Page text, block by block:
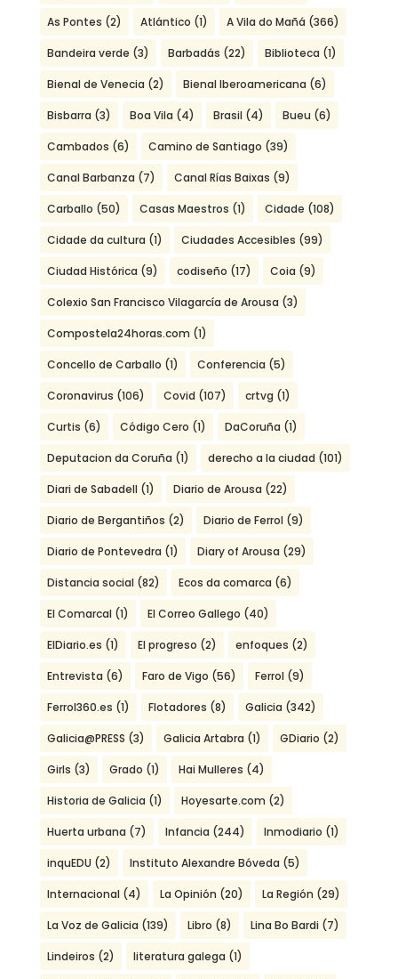
As Pontes (2) Atlántico (1) A Vila do Mañá (366)
Bandeira verde (3) Barbadás (22) Biblioteca (1)
Bienal de Venecia (2) Bienal Iberoamericana (6)
Bisbarra (3) Boa Vila (4) Brasil (4) Bueu (6)
Cambados (6) Camino de Santiago (39)
Canal Barbanza (7) Canal Rías Baixas (9)
Carballo (50) Casas Maestros (1) Cidade (108)
Cidade da cultura (1) Ciudades Accesibles (99)
Ciudad Histórica (9) codiseño (17) Coia (9)
Colexio San Francisco Vilagarcía de Arousa (3)
Compostela24horas.com (1)
Concello de Carballo (1) Conferencia (5)
Coronavirus (106) Covid (107) crtvg (1)
Curtis (6) Código Cero (1) DaCoruña (1)
Deputacion da Coruña (1) derecho a la ciudad (101)
Diari de Sabadell (1) Diario de Arousa (22)
Diario de Bergantiños (2) Diario de Ferrol (9)
Diario de Pontevedra (1) Diary of Arousa (29)
Distancia social (82) Ecos da comarca (6)
El Comarcal (1) El Correo Gallego (40)
ElDiario.es (1) El progreso (2) enfoques (2)
Entrevista (6) Faro de Vigo (56) Ferrol (9)
Ferrol360.es (1) Flotadores (8) Galicia (342)
Galicia@PRESS (3) Galicia Artabra (1) GDiario (2)
Girls (3) Grado (1) Hai Mulleres (4)
Historia de Galicia (1) Hoyesarte.com (2)
Huerta urbana (7) Infancia (244) Inmodiario (1)
inquEDU (2) Instituto Alexandre Bóveda (5)
Internacional (4) La Opinión (20) La Región (29)
La Voz de Galicia (139) Libro (8) Lina Bo Bardi (7)
Lindeiros (2) literatura galega (1)